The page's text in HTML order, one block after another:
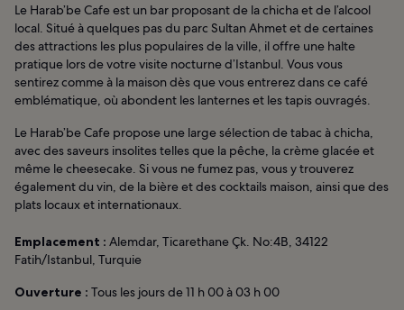
Le Harab’be Cafe est un bar proposant de la chicha et de l’alcool
local. Situé à quelques pas du parc Sultan Ahmet et de certaines
des attractions les plus populaires de la ville, il offre une halte
pratique lors de votre visite nocturne d’Istanbul. Vous vous
sentirez comme à la maison dès que vous entrerez dans ce café
emblématique, où abondent les lanternes et les tapis ouvragés.
Le Harab’be Cafe propose une large sélection de tabac à chicha,
avec des saveurs insolites telles que la pêche, la crème glacée et
même le cheesecake. Si vous ne fumez pas, vous y trouverez
également du vin, de la bière et des cocktails maison, ainsi que des
plats locaux et internationaux.
Emplacement : Alemdar, Ticarethane Çk. No:4B, 34122
Fatih/Istanbul, Turquie
Ouverture : Tous les jours de 11 h 00 à 03 h 00